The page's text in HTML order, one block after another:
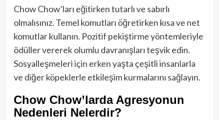
Chow Chow’ları eğitirken tutarlı ve sabırlı
olmalısınız. Temel komutları öğretirken kısa ve net
komutlar kullanın. Pozitif pekiştirme yöntemleriyle
ödüller vererek olumlu davranışları teşvik edin.
Sosyalleşmeleri için erken yaşta çeşitli insanlarla
ve diğer köpeklerle etkileşim kurmalarını sağlayın.
Chow Chow’larda Agresyonun
Nedenleri Nelerdir?